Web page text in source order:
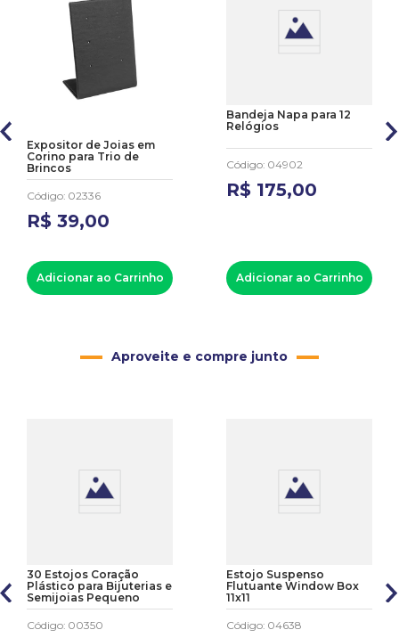
Expositor de Joias em
Corino para Trio de
Brincos
Código: 02336
R$ 39,00
Adicionar ao Carrinho
Bandeja Napa para 12
Relógios
Código: 04902
R$ 175,00
Adicionar ao Carrinho
Aproveite e compre junto
30 Estojos Coração
Plástico para Bijuterias e
Semijoias Pequeno
Código: 00350
Estojo Suspenso
Flutuante Window Box
11x11
Código: 04638